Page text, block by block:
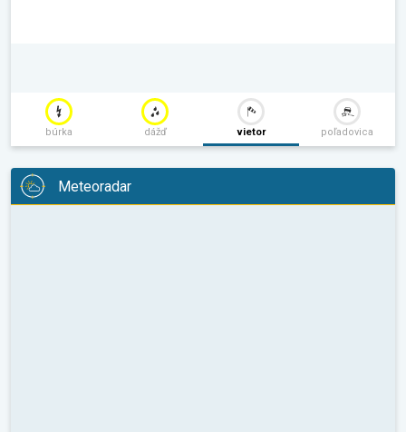
búrka dážď vietor poľadovica
Meteoradar